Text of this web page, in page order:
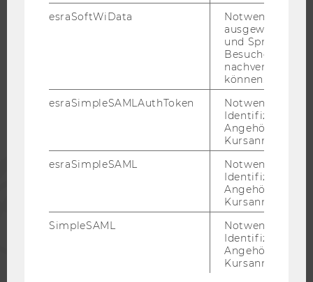
PRESSE
esraSoftWiData
Notwendig um
ausgewählte
und
Besuchers
nachverfolgen
können.
esraSimpleSAMLAuthToken
Notwendig zur
Identifizierung
Angehörige/r für
Kursanmeldung.
esraSimpleSAML
Notwendig zur
Identifizierung
Angehörige/r für
Kursanmeldung.
SimpleSAML
Notwendig zur
Identifizierung
Angehörige/r für
Kursanmeldung.